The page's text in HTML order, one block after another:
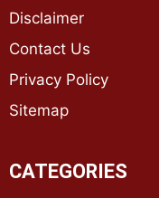
Disclaimer
Contact Us
Privacy Policy
Sitemap
CATEGORIES